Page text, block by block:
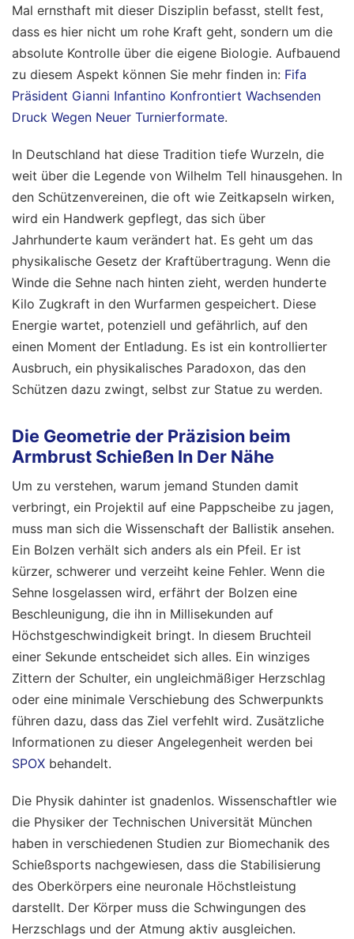
Mal ernsthaft mit dieser Disziplin befasst, stellt fest,
dass es hier nicht um rohe Kraft geht, sondern um die
absolute Kontrolle über die eigene Biologie. Aufbauend
zu diesem Aspekt können Sie mehr finden in: Fifa
Präsident Gianni Infantino Konfrontiert Wachsenden
Druck Wegen Neuer Turnierformate.
In Deutschland hat diese Tradition tiefe Wurzeln, die
weit über die Legende von Wilhelm Tell hinausgehen. In
den Schützenvereinen, die oft wie Zeitkapseln wirken,
wird ein Handwerk gepflegt, das sich über
Jahrhunderte kaum verändert hat. Es geht um das
physikalische Gesetz der Kraftübertragung. Wenn die
Winde die Sehne nach hinten zieht, werden hunderte
Kilo Zugkraft in den Wurfarmen gespeichert. Diese
Energie wartet, potenziell und gefährlich, auf den
einen Moment der Entladung. Es ist ein kontrollierter
Ausbruch, ein physikalisches Paradoxon, das den
Schützen dazu zwingt, selbst zur Statue zu werden.
Die Geometrie der Präzision beim
Armbrust Schießen In Der Nähe
Um zu verstehen, warum jemand Stunden damit
verbringt, ein Projektil auf eine Pappscheibe zu jagen,
muss man sich die Wissenschaft der Ballistik ansehen.
Ein Bolzen verhält sich anders als ein Pfeil. Er ist
kürzer, schwerer und verzeiht keine Fehler. Wenn die
Sehne losgelassen wird, erfährt der Bolzen eine
Beschleunigung, die ihn in Millisekunden auf
Höchstgeschwindigkeit bringt. In diesem Bruchteil
einer Sekunde entscheidet sich alles. Ein winziges
Zittern der Schulter, ein ungleichmäßiger Herzschlag
oder eine minimale Verschiebung des Schwerpunkts
führen dazu, dass das Ziel verfehlt wird. Zusätzliche
Informationen zu dieser Angelegenheit werden bei
SPOX behandelt.
Die Physik dahinter ist gnadenlos. Wissenschaftler wie
die Physiker der Technischen Universität München
haben in verschiedenen Studien zur Biomechanik des
Schießsports nachgewiesen, dass die Stabilisierung
des Oberkörpers eine neuronale Höchstleistung
darstellt. Der Körper muss die Schwingungen des
Herzschlags und der Atmung aktiv ausgleichen.